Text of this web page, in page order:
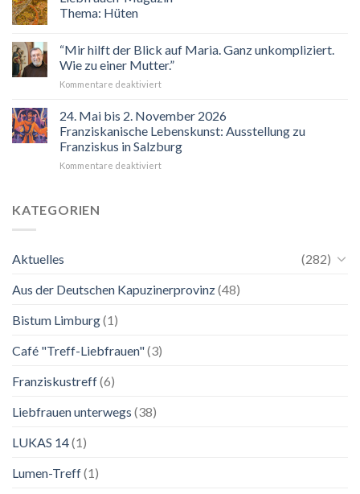
Thema: Hüten
“Mir hilft der Blick auf Maria. Ganz unkompliziert.
Wie zu einer Mutter.”
Kommentare deaktiviertfür
hilft
Blick
auf
Maria.
24. Mai bis 2. November 2026
Franziskanische Lebenskunst: Ausstellung zu
Franziskus in Salzburg
Kommentare deaktiviertfür
Ausstellung
KATEGORIEN
Aktuelles
(282)
Aus der Deutschen Kapuzinerprovinz(48)
Bistum Limburg(1)
Café "Treff-Liebfrauen"(3)
Franziskustreff(6)
Liebfrauen unterwegs (38)
LUKAS 14(1)
Lumen-Treff(1)